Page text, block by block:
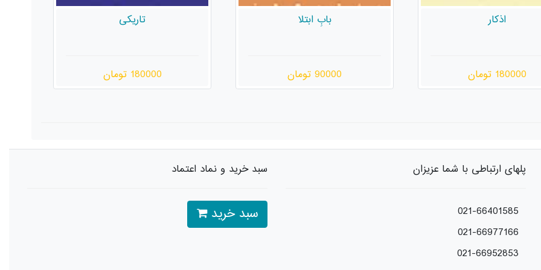
از زخم‌های باز و ملال تهران
350000 تومان
تاریکی
180000 تومان
بابِ ابتلا
90000 تومان
پلهای ارتباطی با شما عزیزان
021-66401585
021-66977166
021-66952853
سبد خرید و نماد اعتماد
سبد خرید